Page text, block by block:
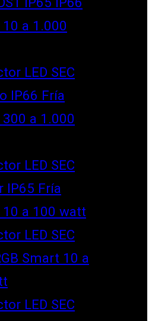
10 a 1.000
LED SEC
IP66 Fría
300 a 1.000
LED SEC
IP65 Fría
10 a 100 watt
LED SEC
Smart 10 a
LED SEC